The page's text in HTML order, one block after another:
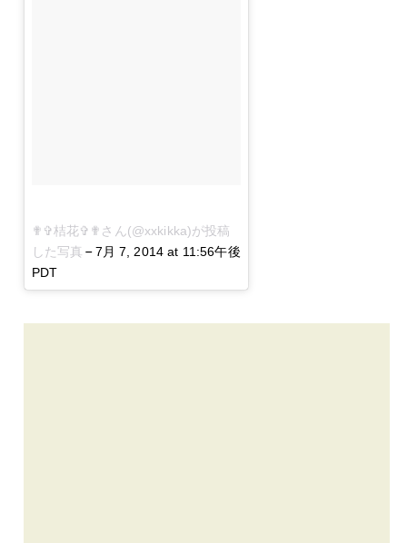
✟✞桔花✞✟さん(@xxkikka)が投稿
した写真 –7月 7, 2014 at 11:56午後
PDT